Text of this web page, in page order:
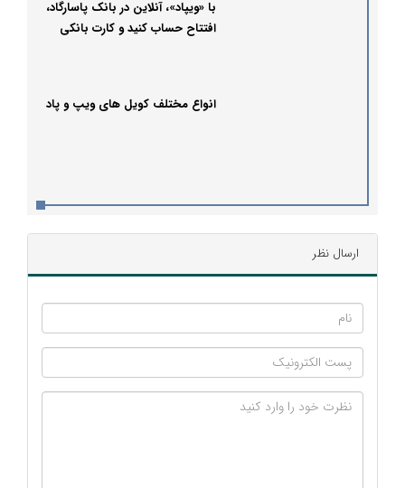
با «ویپاد»، آنلاین در بانک پاسارگاد،
افتتاح حساب کنید و کارت بانکی
انواع مختلف کویل های ویپ و پاد
ارسال نظر